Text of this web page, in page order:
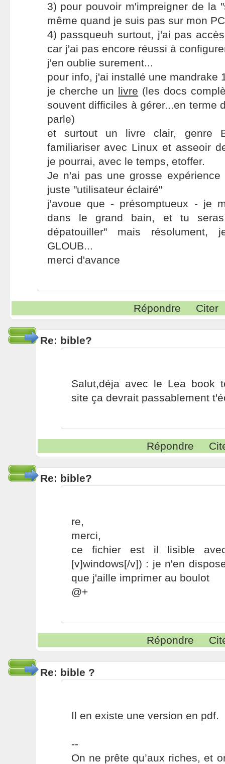
3) pour pouvoir m'impreigner de la
même quand je suis pas sur mon PC
4) passqueuh surtout, j'ai pas
car j'ai pas encore réussi à
j'en oublie surement...
pour info, j'ai installé une mandrake
je cherche un livre (les docs
souvent difficiles à gérer...en terme
parle)
et surtout un livre clair, genre
familiariser avec Linux et asseoir
je pourrai, avec le temps, etoffer.
Je n'ai pas une grosse expérience
juste "utilisateur éclairé"
j'avoue que - présomptueux - je
dans le grand bain, et tu
dépatouiller" mais résolument,
GLOUB...
merci d'avance
Répondre Citer
Re: bible?
Salut,déja avec le Lea book
site ça devrait passablement
Répondre
Re: bible?
re,
merci,
ce fichier est il lisible
[v]windows[/v]) : je n'en
que j'aille imprimer au boulot
@+
Répondre
Re: bible ?
Il en existe une version en pdf.
--
On ne prête qu’aux riches, et